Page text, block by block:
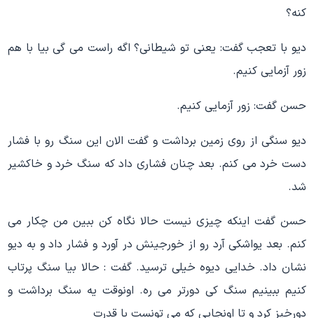
کنه؟
دیو با تعجب گفت: یعنی تو شیطانی؟ اگه راست می گی بیا با هم
زور آزمایی کنیم.
حسن گفت: زور آزمایی کنیم.
دیو سنگی از روی زمین برداشت و گفت الان این سنگ رو با فشار
دست خرد می کنم. بعد چنان فشاری داد که سنگ خرد و خاکشیر
شد.
حسن گفت اینکه چیزی نیست حالا نگاه کن ببین من چکار می
کنم. بعد یواشکی آرد رو از خورجینش در آورد و فشار داد و به دیو
نشان داد. خدایی دیوه خیلی ترسید. گفت : حالا بیا سنگ پرتاب
کنیم ببینیم سنگ کی دورتر می ره. اونوقت یه سنگ برداشت و
دورخیز کرد و تا اونجایی که می تونست با قدرت